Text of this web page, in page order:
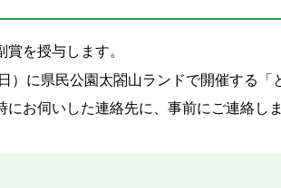
を授与します。
）に県民公園太閤山ランドで開催する「
お伺いした連絡先に、事前にご連絡しま